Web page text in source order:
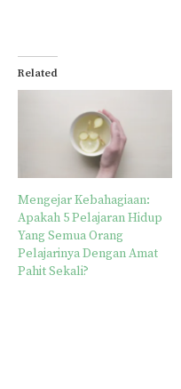
Related
Mengejar Kebahagiaan:
Apakah 5 Pelajaran Hidup
Yang Semua Orang
Pelajarinya Dengan Amat
Pahit Sekali?